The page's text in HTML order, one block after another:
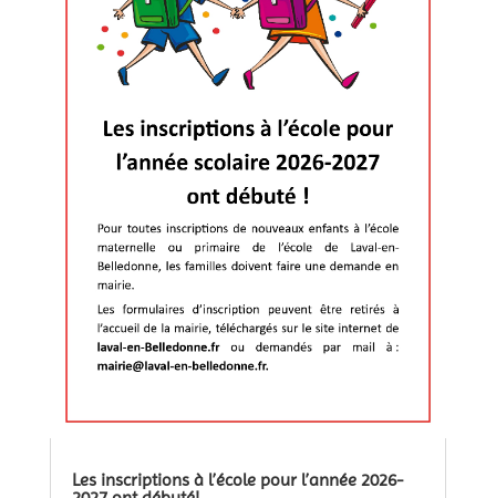
Les inscriptions à l’école pour l’année 2026-